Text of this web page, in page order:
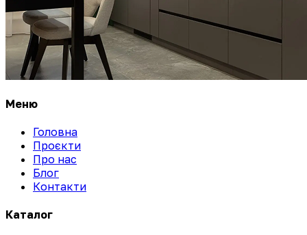
Меню
Головна
Проєкти
Про нас
Блог
Контакти
Каталог